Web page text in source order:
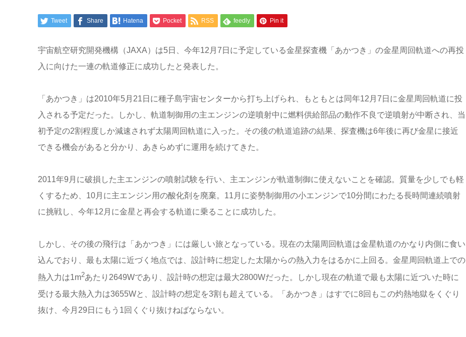
Tweet Share Hatena Pocket RSS feedly Pin it
宇宙航空研究開発機構（JAXA）は5日、今年12月7日に予定している金星探査機「あかつき」の金星周回軌道への再投
入に向けた一連の軌道修正に成功したと発表した。
「あかつき」は2010年5月21日に種子島宇宙センターから打ち上げられ、もともとは同年12月7日に金星周回軌道に投
入される予定だった。しかし、軌道制御用の主エンジンの逆噴射中に燃料供給部品の動作不良で逆噴射が中断され、当
初予定の2割程度しか減速されず太陽周回軌道に入った。その後の軌道追跡の結果、探査機は6年後に再び金星に接近
できる機会があると分かり、あきらめずに運用を続けてきた。
2011年9月に破損した主エンジンの噴射試験を行い、主エンジンが軌道制御に使えないことを確認。質量を少しでも軽
くするため、10月に主エンジン用の酸化剤を廃棄。11月に姿勢制御用の小エンジンで10分間にわたる長時間連続噴射
に挑戦し、今年12月に金星と再会する軌道に乗ることに成功した。
しかし、その後の飛行は「あかつき」には厳しい旅となっている。現在の太陽周回軌道は金星軌道のかなり内側に食い
込んでおり、最も太陽に近づく地点では、設計時に想定した太陽からの熱入力をはるかに上回る。金星周回軌道上での
熱入力は1m2あたり2649Wであり、設計時の想定は最大2800Wだった。しかし現在の軌道で最も太陽に近づいた時に
受ける最大熱入力は3655Wと、設計時の想定を3割も超えている。「あかつき」はすでに8回もこの灼熱地獄をくぐり
抜け、今月29日にもう1回くぐり抜けねばならない。